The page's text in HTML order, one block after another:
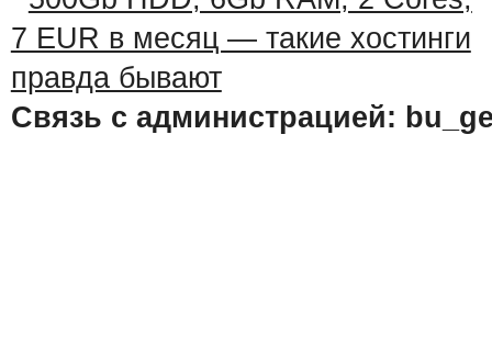
Связь с администрацией: